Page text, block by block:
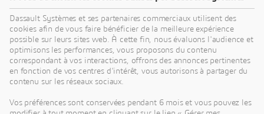
À propos de Dassault Systèmes
Dassault Systèmes est un accélérateur de progrès
humain. Depuis 1981, l'entreprise est pionnière
dans la création de mondes virtuels pour améliorer
la vie réelle des consommateurs, des patients et
3DEXPERIENCE, ses jumeaux virtuels augmentés
Dassault Systèmes et ses partenaires commerciaux utilisent des
cookies afin de vous faire bénéficier de la meilleure expérience
possible sur leurs sites web. À cette fin, nous évaluons l'audience et
optimisons les performances, vous proposons du contenu
correspondant à vos interactions, offrons des annonces pertinentes
en fonction de vos centres d'intérêt, vous autorisons à partager du
contenu sur les réseaux sociaux.
Vos préférences sont conservées pendant 6 mois et vous pouvez les